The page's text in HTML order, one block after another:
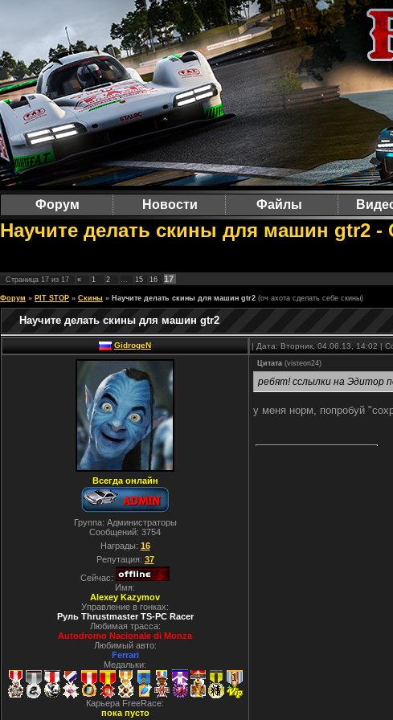
Форум Новости Файлы
Научите делать скины для машин gtr2
Страница 17 из 17 « 1 2 … 15 16 17
Форум » PIT STOP » Скины » Научите делать скины для машин gtr2 (оч ахота сделать себе скины)
Научите делать скины для машин gtr2
GidrogeN | Дата: Вторник, 04.06.13, 14:02 |
Всегда онлайн
Группа: Администраторы
Сообщений: 3754
Награды: 16
Репутация: 37
Сейчас:
Имя:
Alexey Kazymov
Управление в гонках:
Руль Thrustmaster TS-PC Racer
Любимая трасса:
Autodromo Nacionale di Monza
Любимый авто:
Ferrari
Медальки:
Карьера FreeRace:
пока пусто
Цитата (visteon24)
ребят! сслылки на Эдитор
у меня норм, попробуй